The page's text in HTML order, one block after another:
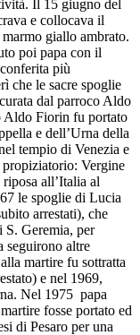
Il 15 giugno del
e collocava il
giallo ambrato.
poi papa con il
più
che le sacre spoglie
dal parroco Aldo
Aldo Fiorin fu portato
e dell’Urna della
tempio di Venezia e
Vergine
all’Italia al
le spoglie di Lucia
arrestati), che
S. Geremia, per
seguirono altre
martire fu sottratta
e nel 1969,
Nel 1975 papa
fosse portato ed
di Pesaro per una